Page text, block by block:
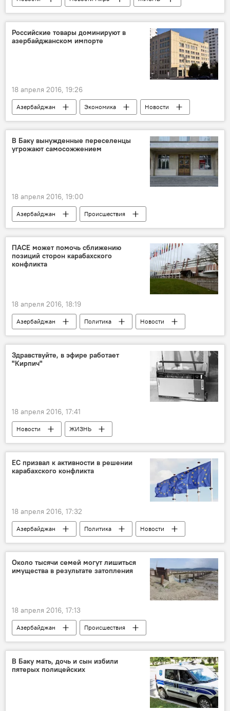
Российские товары доминируют в
азербайджанском импорте
18 апреля 2016, 19:26
Азербайджан Экономика Новости
В Баку вынужденные переселенцы
угрожают самосожжением
18 апреля 2016, 19:00
Азербайджан
Происшествия
Новости
ЖИЗНЬ
ПАСЕ может помочь сближению
позиций сторон карабахского
конфликта
18 апреля 2016, 18:19
Азербайджан Политика Новости
Здравствуйте, в эфире работает
"Кирпич"
18 апреля 2016, 17:41
Новости ЖИЗНЬ
ЕС призвал к активности в решении
карабахского конфликта
18 апреля 2016, 17:32
Азербайджан Политика Новости
Около тысячи семей могут лишиться
имущества в результате затопления
18 апреля 2016, 17:13
Азербайджан
Происшествия
Новости
ЖИЗНЬ
В Баку мать, дочь и сын избили
пятерых полицейских